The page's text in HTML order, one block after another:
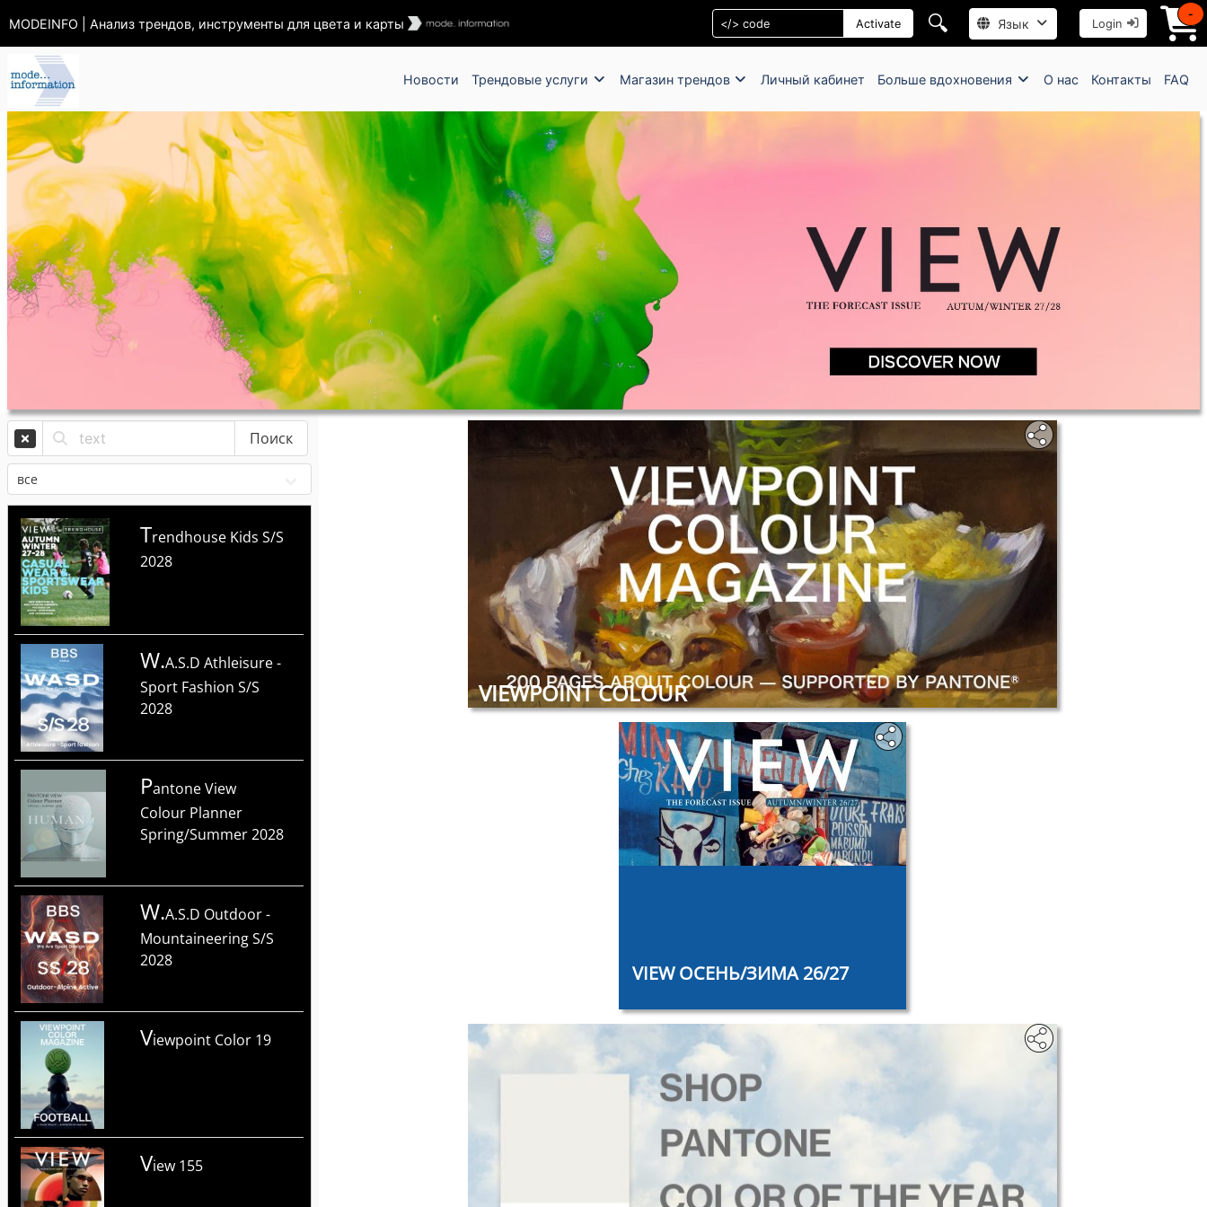
MODEINFO | Анализ трендов, инструменты для цвета и карты Activate 🔍 Язык Login
-
Новости Трендовые услуги Магазин трендов Личный кабинет Больше вдохновения О нас Контакты FAQ
Поиск
Trendhouse Kids S/S
2028
W.A.S.D Athleisure -
Sport Fashion S/S
2028
Pantone View
Colour Planner
Spring/Summer 2028
W.A.S.D Outdoor -
Mountaineering S/S
2028
Viewpoint Color 19
View 155
VIEWPOINT COLOUR
VIEW ОСЕНЬ/ЗИМА 26/27